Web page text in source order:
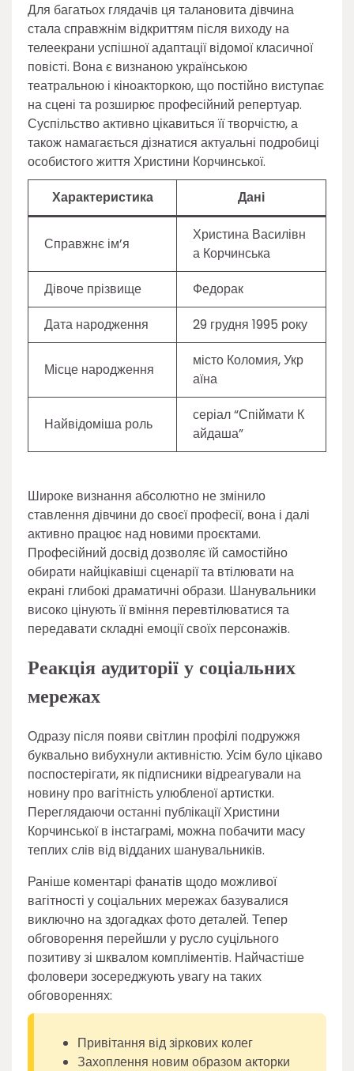
Для багатьох глядачів ця талановита дівчина
стала справжнім відкриттям після виходу на
телеекрани успішної адаптації відомої класичної
повісті. Вона є визнаною українською
театральною і кіноакторкою, що постійно виступає
на сцені та розширює професійний репертуар.
Суспільство активно цікавиться її творчістю, а
також намагається дізнатися актуальні подробиці
особистого життя Христини Корчинської.
Характеристика
Дані
Справжнє ім’я
Христина Василівн
а Корчинська
Дівоче прізвище
Федорак
Дата народження
29 грудня 1995 року
Місце народження
місто Коломия, Укр
аїна
Найвідоміша роль
серіал “Спіймати К
айдаша”
Широке визнання абсолютно не змінило
ставлення дівчини до своєї професії, вона і далі
активно працює над новими проєктами.
Професійний досвід дозволяє їй самостійно
обирати найцікавіші сценарії та втілювати на
екрані глибокі драматичні образи. Шанувальники
високо цінують її вміння перевтілюватися та
передавати складні емоції своїх персонажів.
Реакція аудиторії у соціальних
мережах
Одразу після появи світлин профілі подружжя
буквально вибухнули активністю. Усім було цікаво
поспостерігати, як підписники відреагували на
новину про вагітність улюбленої артистки.
Переглядаючи останні публікації Христини
Корчинської в інстаграмі, можна побачити масу
теплих слів від відданих шанувальників.
Раніше коментарі фанатів щодо можливої
вагітності у соціальних мережах базувалися
виключно на здогадках фото деталей. Тепер
обговорення перейшли у русло суцільного
позитиву зі шквалом компліментів. Найчастіше
фоловери зосереджують увагу на таких
обговореннях:
Привітання від зіркових колег
Захоплення новим образом акторки